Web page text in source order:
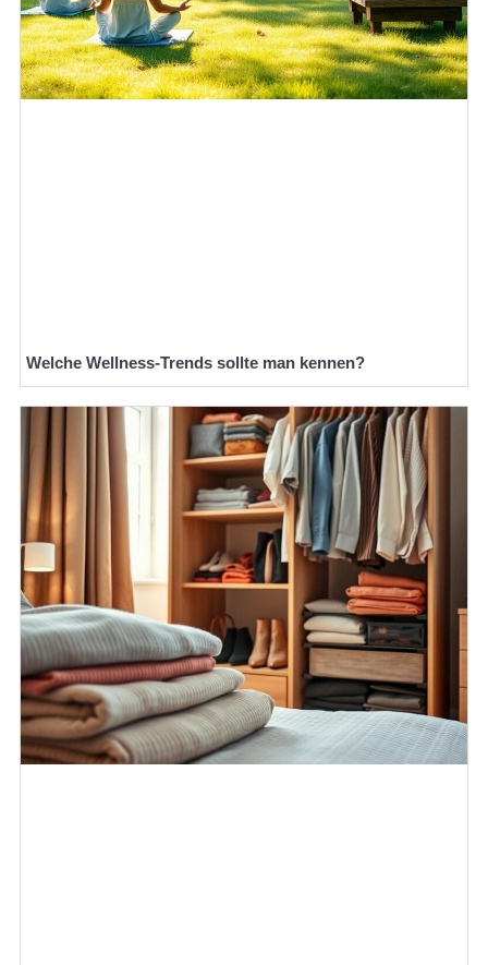
Welche Wellness-Trends sollte man kennen?